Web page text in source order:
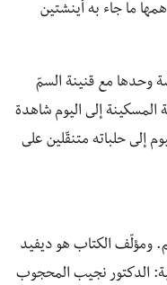
ما جاء به أينشتين
وحدها مع قنينة السمّ
المسكينة إلى اليوم شاهدة
إلى حلباته متنقّلين على
ومؤلّف الكتاب هو ديفيد
الدكتور نجيب المحجوب